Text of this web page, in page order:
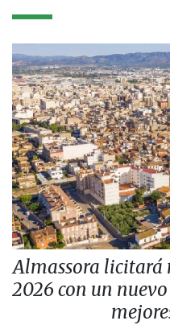
Almassora licitará
2026 con un